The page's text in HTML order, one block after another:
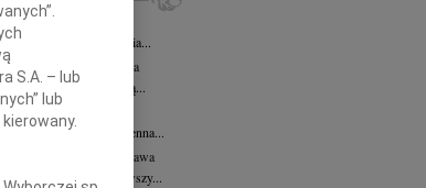
07.08.2026
czerwca 1984 - 9 sierpnia...
Warszawa
Małgorzatę Kościelską...
9 lat bez Ciebie Bożenna...
Warszawa
roku zmarła przeżywszy...
S.A. – lub
lub